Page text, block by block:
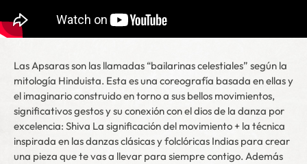
Las Apsaras son las llamadas “bailarinas celestiales” según la
mitología Hinduista. Esta es una coreografía basada en ellas y
el imaginario construido en torno a sus bellos movimientos,
significativos gestos y su conexión con el dios de la danza por
excelencia: Shiva La significación del movimiento + la técnica
inspirada en las danzas clásicas y folclóricas Indias para crear
una pieza que te vas a llevar para siempre contigo. Además